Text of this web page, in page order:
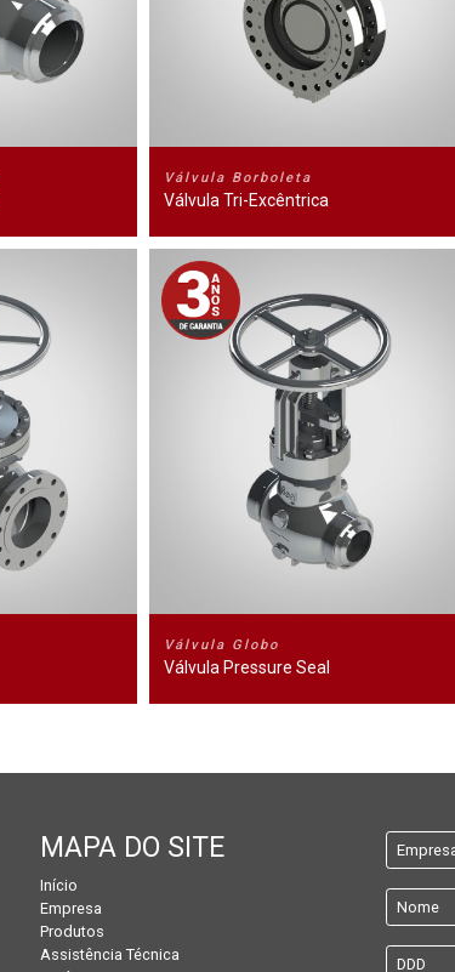
Válvula Borboleta
Válvula Tri-Excêntrica
Válvula Globo
Válvula Pressure Seal
MAPA DO SITE
Início
Empresa
Produtos
Assistência Técnica